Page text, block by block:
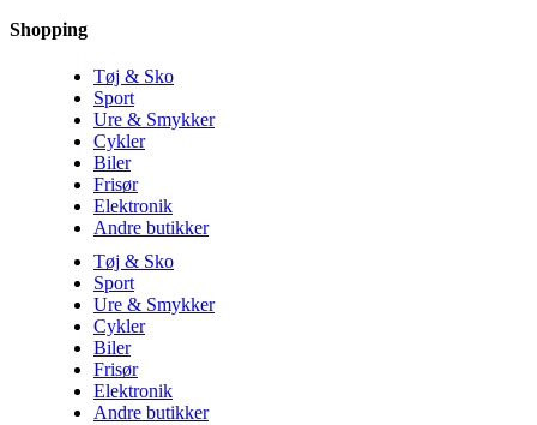
Shopping
Tøj & Sko
Sport
Ure & Smykker
Cykler
Biler
Frisør
Elektronik
Andre butikker
Tøj & Sko
Sport
Ure & Smykker
Cykler
Biler
Frisør
Elektronik
Andre butikker